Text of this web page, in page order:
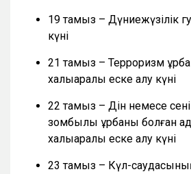
19 тамыз – Дүниежүзілік
күні
21 тамыз – Терроризм
халықаралық еске алу күні
22 тамыз – Дін немесе
зомбылық құрбаны болған
халықаралық еске алу күні
23 тамыз – Күл-